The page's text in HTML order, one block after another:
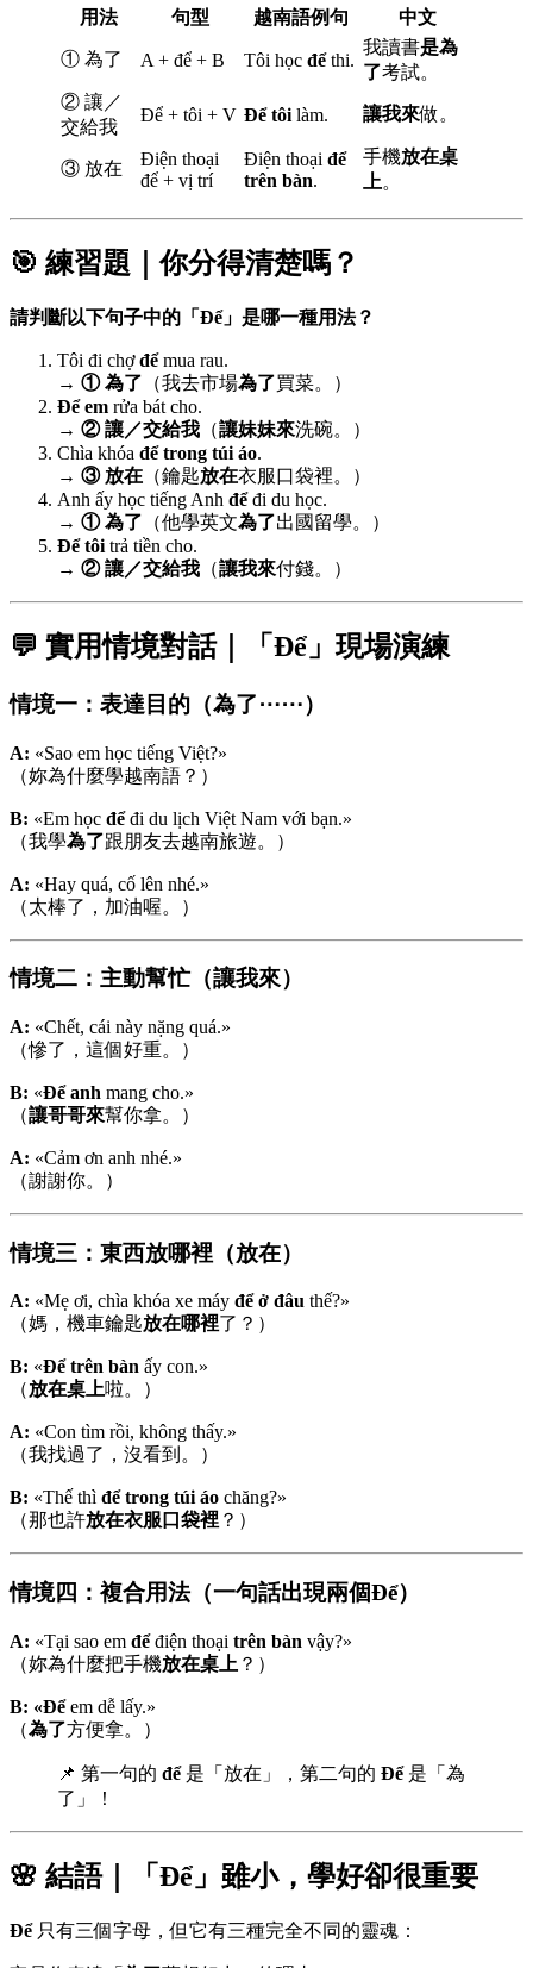
用法 句型 越南語例句 中文
① 為了 A + để + B Tôi học đểthi.
我讀書是為
了考試。
② 讓／
交給我
Để + tôi + V Để tôi làm. 讓我來做。
③ 放在
Điện thoại
để + vị trí
Điện thoại để
trên bàn.
手機放在桌
上。
🎯 練習題｜你分得清楚嗎？
請判斷以下句子中的「Để」是哪一種用法？
Tôi đi chợđểmua rau.
→ ① 為了 （我去市場為了買菜。）
Để em rửa bát cho.
→ ② 讓／交給我 （讓妹妹來洗碗。）
Chìa khóa để trong túi áo.
→ ③ 放在 （鑰匙放在衣服口袋裡。）
Anh ấy học tiếng Anh đểđi du học.
→ ① 為了 （他學英文為了出國留學。）
Để tôi trả tiền cho.
→ ② 讓／交給我 （讓我來付錢。）
💬 實用情境對話｜「Để」現場演練
情境一：表達目的（為了⋯⋯）
A: «Sao em học tiếng Việt?»
（妳為什麼學越南語？）
B: «Em học đểđi du lịch Việt Nam với bạn.»
（我學為了跟朋友去越南旅遊。）
A: «Hay quá, cố lên nhé.»
（太棒了，加油喔。）
情境二：主動幫忙（讓我來）
A: «Chết, cái này nặng quá.»
（慘了，這個好重。）
B: «Để anh mang cho.»
（讓哥哥來幫你拿。）
A: «Cảm ơn anh nhé.»
（謝謝你。）
情境三：東西放哪裡（放在）
A: «Mẹ ơi, chìa khóa xe máy để ở đâu thế?»
（媽，機車鑰匙放在哪裡了？）
B: «Để trên bàn ấy con.»
（放在桌上啦。）
A: «Con tìm rồi, không thấy.»
（我找過了，沒看到。）
B: «Thế thì để trong túi áo chăng?»
（那也許放在衣服口袋裡 ？）
情境四：複合用法（一句話出現兩個Để）
A: «Tại sao em đểđiện thoại trên bàn vậy?»
（妳為什麼把手機放在桌上 ？）
B: «Đểem dễ lấy.»
（為了方便拿。）
📌 第一句的 để是「放在」，第二句的 Để是「為
了」！
🌸 結語｜「Để」雖小，學好卻很重要
Để只有三個字母，但它有三種完全不同的靈魂：